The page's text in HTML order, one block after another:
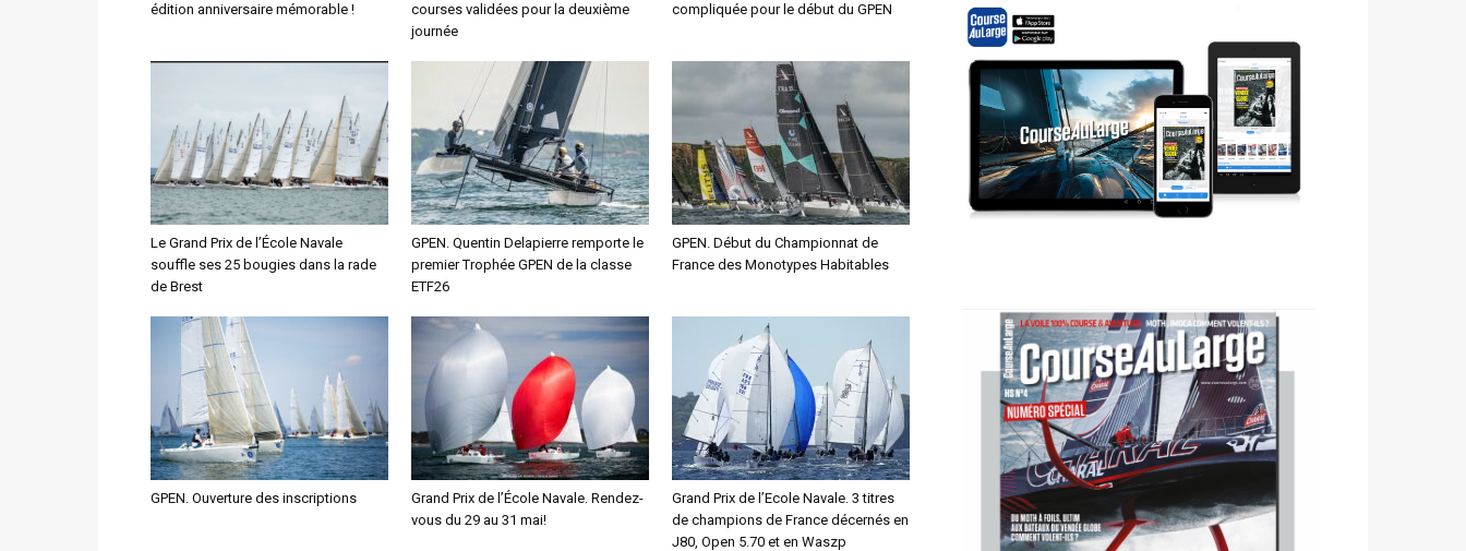
édition anniversaire mémorable !
courses validées pour la deuxième
journée
compliquée pour le début du GPEN
Le Grand Prix de l’École Navale
souffle ses 25 bougies dans la rade
de Brest
GPEN. Quentin Delapierre remporte le
premier Trophée GPEN de la classe
ETF26
GPEN. Début du Championnat de
France des Monotypes Habitables
GPEN. Ouverture des inscriptions
Grand Prix de l’École Navale. Rendez-
vous du 29 au 31 mai!
Grand Prix de l’Ecole Navale. 3 titres
de champions de France décernés en
J80, Open 5.70 et en Waszp